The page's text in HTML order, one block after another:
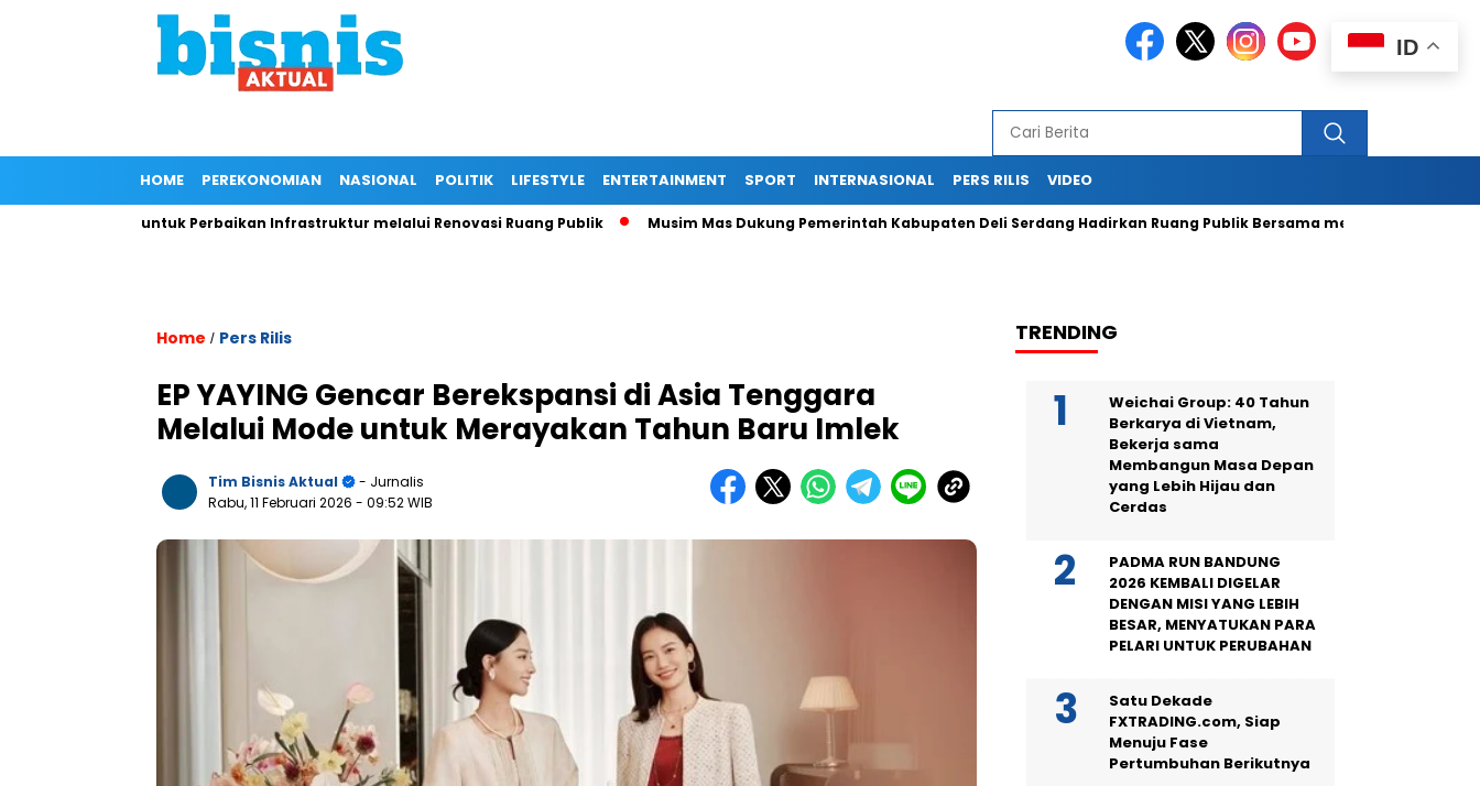
HOME PEREKONOMIAN NASIONAL POLITIK LIFESTYLE ENTERTAINMENT SPORT INTERNASIONAL PERS RILIS VIDEO
untuk Perbaikan Infrastruktur melalui Renovasi Ruang Publik Musim Mas Dukung Pemerintah Kabupaten Deli Serdang Hadirkan Ruang Publik Bersama melalui Pembangunan Alun-
Home / Pers Rilis
EP YAYING Gencar Berekspansi di Asia Tenggara
Melalui Mode untuk Merayakan Tahun Baru Imlek
Tim Bisnis Aktual
- Jurnalis
Rabu, 11 Februari 2026 - 09:52 WIB
TRENDING
Weichai Group: 40 Tahun
Berkarya di Vietnam,
Bekerja sama
Membangun Masa Depan
yang Lebih Hijau dan
Cerdas
PADMA RUN BANDUNG
2026 KEMBALI DIGELAR
DENGAN MISI YANG LEBIH
BESAR, MENYATUKAN PARA
PELARI UNTUK PERUBAHAN
Satu Dekade
FXTRADING.com, Siap
Menuju Fase
Pertumbuhan Berikutnya
ID